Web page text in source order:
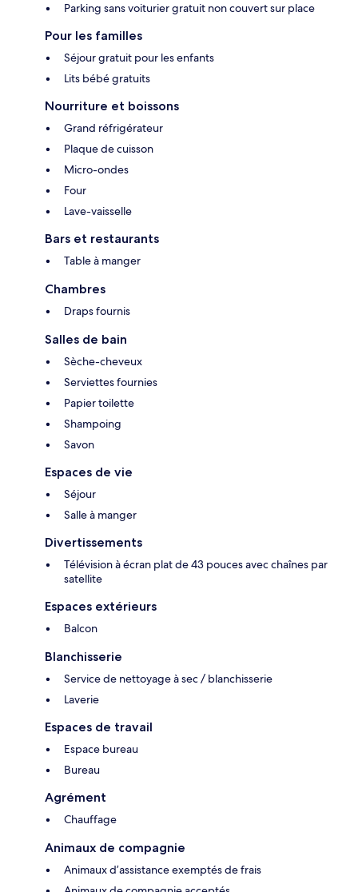
Parking sans voiturier gratuit non couvert sur place
Pour les familles
Séjour gratuit pour les enfants
Lits bébé gratuits
Nourriture et boissons
Grand réfrigérateur
Plaque de cuisson
Micro-ondes
Four
Lave-vaisselle
Bars et restaurants
Table à manger
Chambres
Draps fournis
Salles de bain
Sèche-cheveux
Serviettes fournies
Papier toilette
Shampoing
Savon
Espaces de vie
Séjour
Salle à manger
Divertissements
Télévision à écran plat de 43 pouces avec chaînes par
satellite
Espaces extérieurs
Balcon
Blanchisserie
Service de nettoyage à sec / blanchisserie
Laverie
Espaces de travail
Espace bureau
Bureau
Agrément
Chauffage
Animaux de compagnie
Animaux d’assistance exemptés de frais